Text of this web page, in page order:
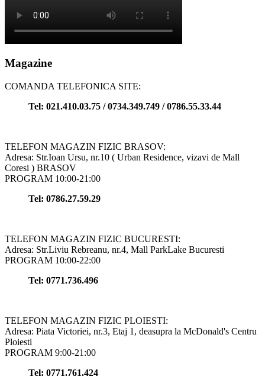
Magazine
COMANDA TELEFONICA SITE:
Tel: 021.410.03.75 / 0734.349.749 / 0786.55.33.44
TELEFON MAGAZIN FIZIC BRASOV:
Adresa: Str.Ioan Ursu, nr.10 ( Urban Residence, vizavi de Mall
Coresi ) BRASOV
PROGRAM 10:00-21:00
Tel: 0786.27.59.29
TELEFON MAGAZIN FIZIC BUCURESTI:
Adresa: Str.Liviu Rebreanu, nr.4, Mall ParkLake Bucuresti
PROGRAM 10:00-22:00
Tel: 0771.736.496
TELEFON MAGAZIN FIZIC PLOIESTI:
Adresa: Piata Victoriei, nr.3, Etaj 1, deasupra la McDonald's Centru
Ploiesti
PROGRAM 9:00-21:00
Tel: 0771.761.424